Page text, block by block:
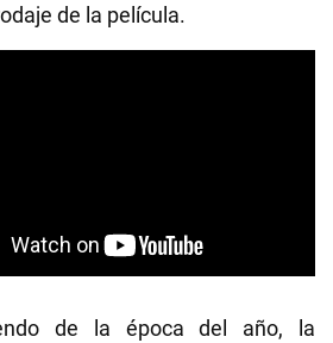
de la película.
de la época del año, la